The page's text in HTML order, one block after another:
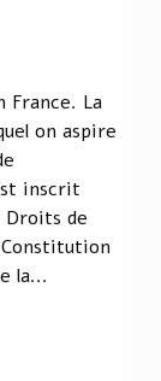
France. La
on aspire
inscrit
Droits de
la...